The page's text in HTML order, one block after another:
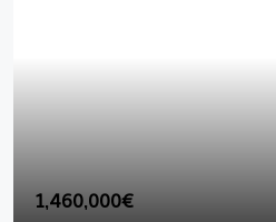
1,460,000€